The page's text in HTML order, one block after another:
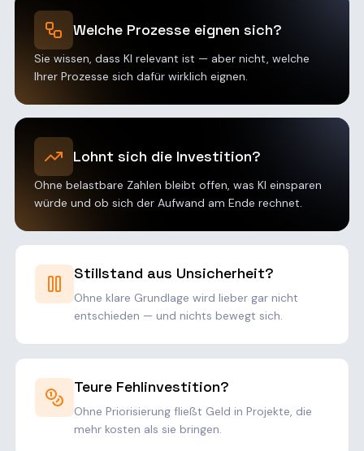
Welche Prozesse eignen sich?
Sie wissen, dass KI relevant ist — aber nicht, welche
Ihrer Prozesse sich dafür wirklich eignen.
Lohnt sich die Investition?
Ohne belastbare Zahlen bleibt offen, was KI einsparen
würde und ob sich der Aufwand am Ende rechnet.
Stillstand aus Unsicherheit?
Ohne klare Grundlage wird lieber gar nicht
entschieden — und nichts bewegt sich.
Teure Fehlinvestition?
Ohne Priorisierung fließt Geld in Projekte, die
mehr kosten als sie bringen.